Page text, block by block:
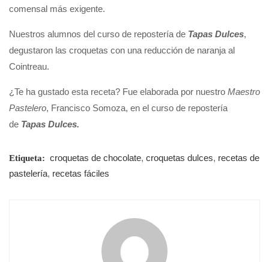
comensal más exigente.
Nuestros alumnos del curso de repostería de Tapas Dulces,
degustaron las croquetas con una reducción de naranja al
Cointreau.
¿Te ha gustado esta receta? Fue elaborada por nuestro Maestro
Pastelero, Francisco Somoza, en el curso de repostería
de Tapas Dulces.
Etiqueta: croquetas de chocolate, croquetas dulces, recetas de
pastelería, recetas fáciles